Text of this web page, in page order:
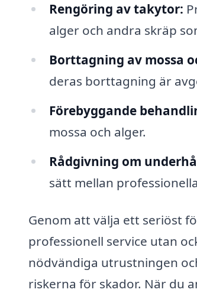
Rengöring av takytor:
alger och andra skräp
Borttagning av mossa
deras borttagning är
Förebyggande
mossa och alger.
Rådgivning om
sätt mellan
Genom att välja ett seriöst
professionell service utan
nödvändiga utrustningen
riskerna för skador. När du